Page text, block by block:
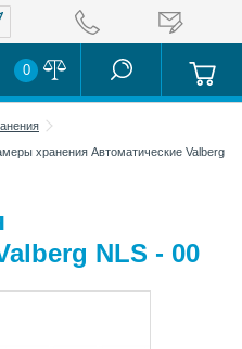
0
хранения Автоматические Valberg
NLS - 00